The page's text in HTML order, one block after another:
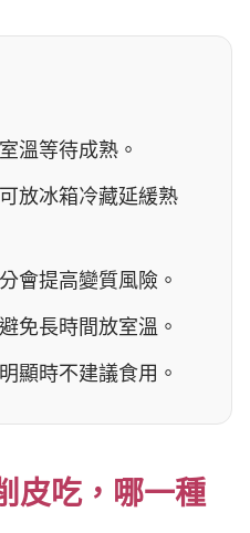
溫等待成熟。
放冰箱冷藏延緩熟
會提高變質風險。
免長時間放室溫。
顯時不建議食用。
皮吃，哪一種